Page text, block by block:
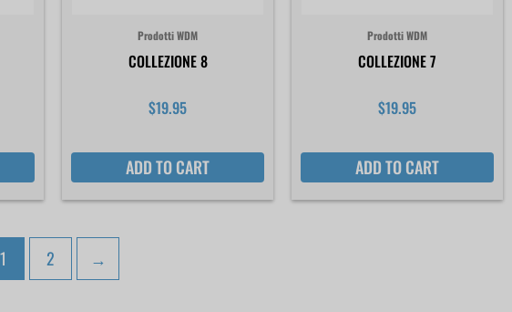
Prodotti WDM
COLLEZIONE 8
$19.95
ADD TO CART
Prodotti WDM
COLLEZIONE 7
$19.95
ADD TO CART
1 2 →